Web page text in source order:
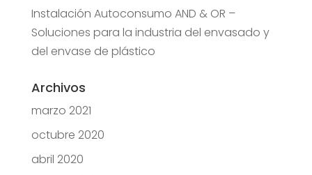
Instalación Autoconsumo AND & OR –
Soluciones para la industria del envasado y
del envase de plástico
Archivos
marzo 2021
octubre 2020
abril 2020